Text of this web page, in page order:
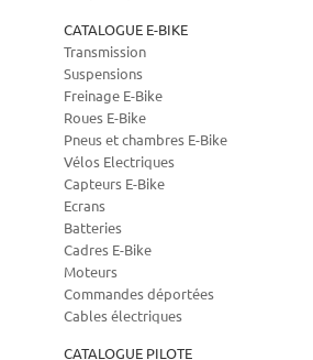
CATALOGUE E-BIKE
Transmission
Suspensions
Freinage E-Bike
Roues E-Bike
Pneus et chambres E-Bike
Vélos Electriques
Capteurs E-Bike
Ecrans
Batteries
Cadres E-Bike
Moteurs
Commandes déportées
Cables électriques
CATALOGUE PILOTE